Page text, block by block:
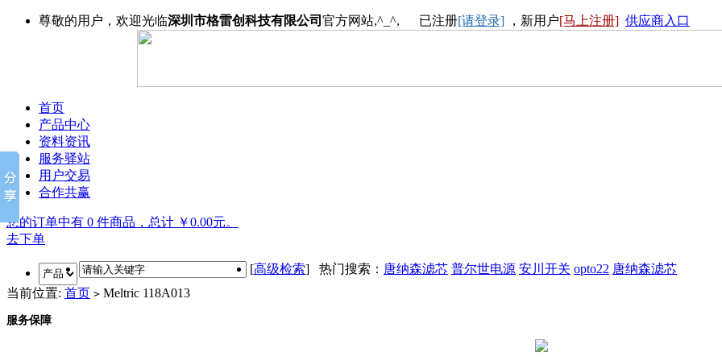
尊敬的用户，欢迎光临深圳市格雷创科技有限公司 官方网站,^_^, 已注册[请登录] ，新用户[马上注册] 供应商入口
首页
产品中心
资料资讯
服务驿站
用户交易
合作共赢
您的订单中有 0 件商品，总计 ￥0.00元。
去下单
[高级检索] 热门搜索： 唐纳森滤芯 普尔世电源 安川开关 opto22 唐纳森滤芯
当前位置: 首页 > Meltric 118A013
服务保障